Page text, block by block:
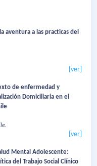
aventura a las practicas del
[ver]
de enfermedad y
Domiciliaria en el
[ver]
Mental Adolescente:
del Trabajo Social Clínico